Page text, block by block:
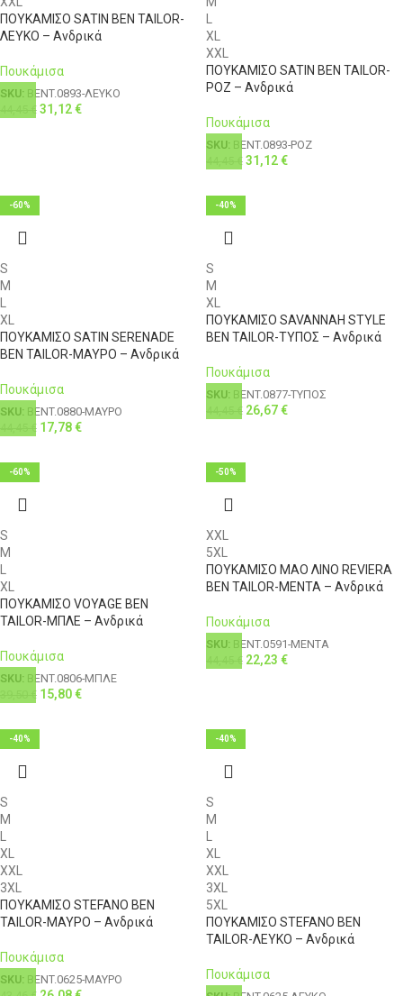
ΠΟΥΚΑΜΙΣΟ SATIN BEN TAILOR-
ΛΕΥΚΟ – Ανδρικά
Πουκάμισα
SKU: BENT.0893-ΛΕΥΚΟ
€ 31,12€
L
XL
XXL
ΠΟΥΚΑΜΙΣΟ SATIN BEN TAILOR-
ΡΟΖ – Ανδρικά
Πουκάμισα
SKU: BENT.0893-ΡΟΖ
€ 31,12€
-60%
S
M
XL
ΠΟΥΚΑΜΙΣΟ SATIN SERENADE
BEN TAILOR-ΜΑΥΡΟ – Ανδρικά
Πουκάμισα
SKU: BENT.0880-ΜΑΥΡΟ
€ 17,78€
-40%
S
M
XL
ΠΟΥΚΑΜΙΣΟ SAVANNAH STYLE
BEN TAILOR-ΤΥΠΟΣ – Ανδρικά
Πουκάμισα
SKU: BENT.0877-ΤΥΠΟΣ
€ 26,67€
-60%
S
M
XL
ΠΟΥΚΑΜΙΣΟ VOYAGE BEN
TAILOR-ΜΠΛΕ – Ανδρικά
Πουκάμισα
SKU: BENT.0806-ΜΠΛΕ
€ 15,80€
-50%
XXL
5XL
ΠΟΥΚΑΜΙΣΟ ΜΑΟ ΛΙΝΟ REVIERA
BEN TAILOR-ΜΕΝΤΑ – Ανδρικά
Πουκάμισα
SKU: BENT.0591-ΜΕΝΤΑ
€ 22,23 €
-40%
S
M
XL
XXL
3XL
ΠΟΥΚΑΜΙΣΟ STEFANO BEN
TAILOR-ΜΑΥΡΟ – Ανδρικά
Πουκάμισα
SKU: BENT.0625-ΜΑΥΡΟ
-40%
S
M
XL
XXL
3XL
5XL
ΠΟΥΚΑΜΙΣΟ STEFANO BEN
TAILOR-ΛΕΥΚΟ – Ανδρικά
Πουκάμισα